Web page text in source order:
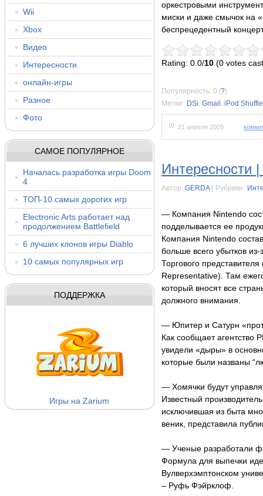
Wii
Xbox
Видео
Интересности
онлайн-игры
Разное
Фото
САМОЕ ПОПУЛЯРНОЕ
Началась разработка игры Doom
4
ТОП-10 самых дорогих игр
Electronic Arts работает над
продолжением Battlefield
6 лучших клонов игры Diablo
10 самых популярных игр
ПОДДЕРЖКА
Игры на Zarium
оркестровыми
миски и даже смычок на
беспрецедентный
Rating: 0.0/10 (0 votes
Популярность: 0 [?]
Метки: DSi, Gmail , iPod Shuffle
21 апреля 2009
Интересности
Автор: GERDA| Рубрики:
— Компания Nintendo
подделывается ее
Компания Nintendo
больше всего убытков
Торгового
Representative). Там
который вносят все
должного внимания.
— Юпитер и Сатурн
Как сообщает агентство
увидели «дыры» в
которые были названы
— Хомячки будут
Известный
исключившая из быта
веник, представила
— Ученые разработали
Формула для выпечки
Вулверхэмптонском
– Руфь Фэйрклоф.